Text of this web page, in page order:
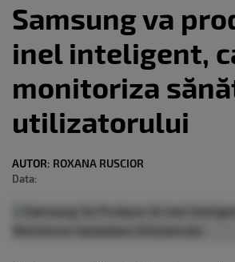
Samsung va
inel inteligent,
monitoriza
utilizatorului
AUTOR: ROXANA RUSCIOR
Data: